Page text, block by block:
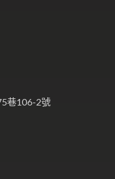
巷106-2號